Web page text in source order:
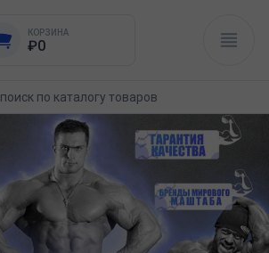
КОРЗИНА
₽0
поиск по каталогу товаров